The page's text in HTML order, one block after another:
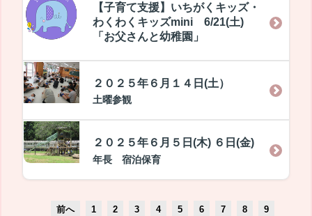
【子育て支援】いちがくキッズ・
わくわくキッズmini 6/21(土)
「お父さんと幼稚園」
２０２５年６月１４日(土）
土曜参観
２０２５年６月５日(木) ６日(金)
年長 宿泊保育
前へ 1 2 3 4 5 6 7 8
9